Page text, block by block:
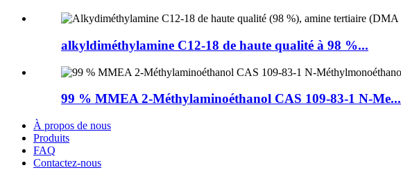
alkyldiméthylamine C12-18 de haute qualité à 98 %...
99 % MMEA 2-Méthylaminoéthanol CAS 109-83-1 N-Me...
À propos de nous
Produits
FAQ
Contactez-nous